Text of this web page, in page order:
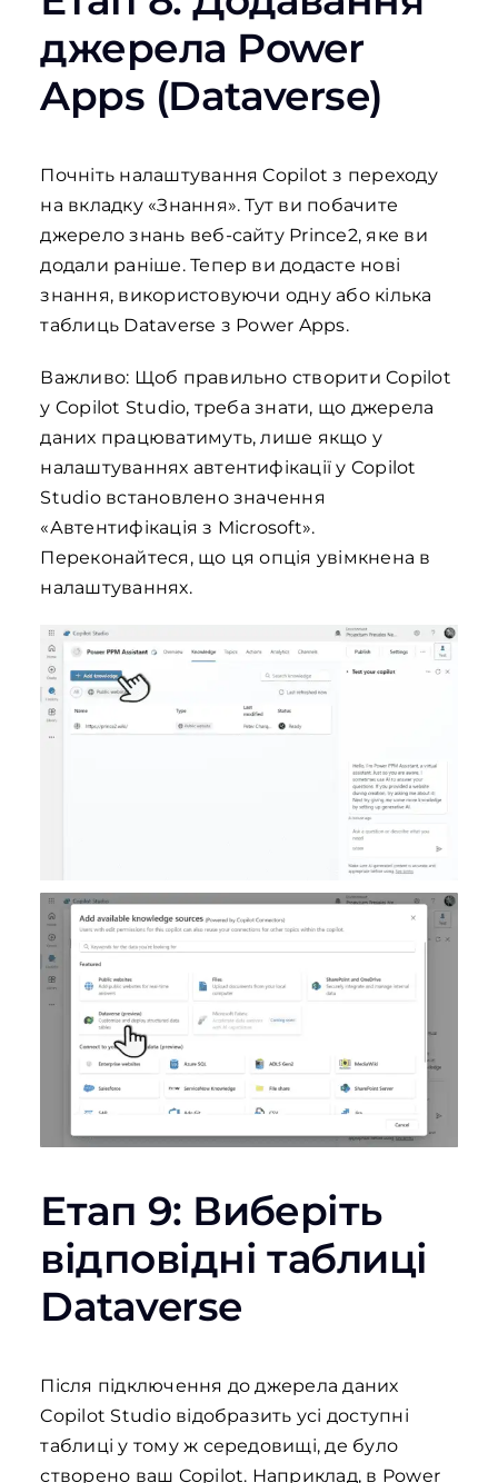
джерела Power
Apps (Dataverse)
Почніть налаштування Copilot з переходу
на вкладку «Знання». Тут ви побачите
джерело знань веб-сайту Prince2, яке ви
додали раніше. Тепер ви додасте нові
знання, використовуючи одну або кілька
таблиць Dataverse з Power Apps.
Важливо: Щоб правильно створити Copilot
у Copilot Studio, треба знати, що джерела
даних працюватимуть, лише якщо у
налаштуваннях автентифікації у Copilot
Studio встановлено значення
«Автентифікація з Microsoft».
Переконайтеся, що ця опція увімкнена в
налаштуваннях.
Етап 9: Виберіть
відповідні таблиці
Dataverse
Після підключення до джерела даних
Copilot Studio відобразить усі доступні
таблиці у тому ж середовищі, де було
створено ваш Copilot. Наприклад, в Power